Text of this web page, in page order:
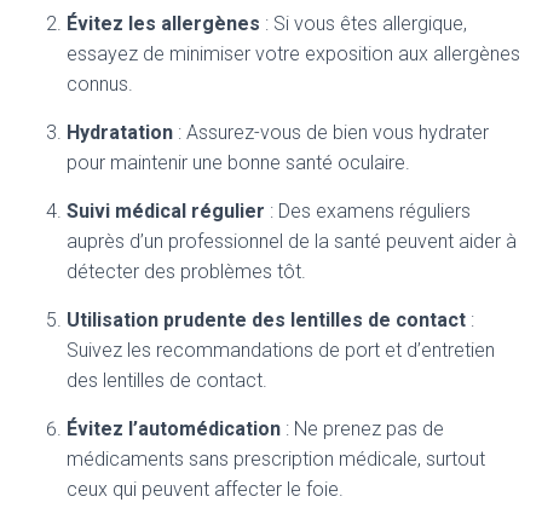
Évitez les allergènes : Si vous êtes allergique,
essayez de minimiser votre exposition aux allergènes
connus.
Hydratation : Assurez-vous de bien vous hydrater
pour maintenir une bonne santé oculaire.
Suivi médical régulier : Des examens réguliers
auprès d’un professionnel de la santé peuvent aider à
détecter des problèmes tôt.
Utilisation prudente des lentilles de contact :
Suivez les recommandations de port et d’entretien
des lentilles de contact.
Évitez l’automédication : Ne prenez pas de
médicaments sans prescription médicale, surtout
ceux qui peuvent affecter le foie.